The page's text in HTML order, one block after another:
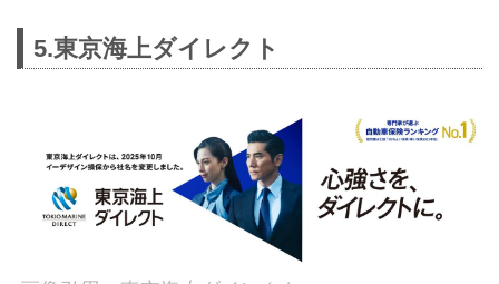
5.東京海上ダイレクト